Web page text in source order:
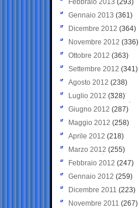
Febbraio 2013 (293)
Gennaio 2013 (361)
Dicembre 2012 (364)
Novembre 2012 (336)
Ottobre 2012 (363)
Settembre 2012 (341)
Agosto 2012 (238)
Luglio 2012 (328)
Giugno 2012 (287)
Maggio 2012 (258)
Aprile 2012 (218)
Marzo 2012 (255)
Febbraio 2012 (247)
Gennaio 2012 (259)
Dicembre 2011 (223)
Novembre 2011 (267)